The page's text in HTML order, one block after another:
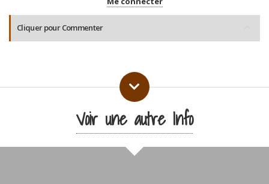
Cliquer pour Commenter
Voir une autre Info